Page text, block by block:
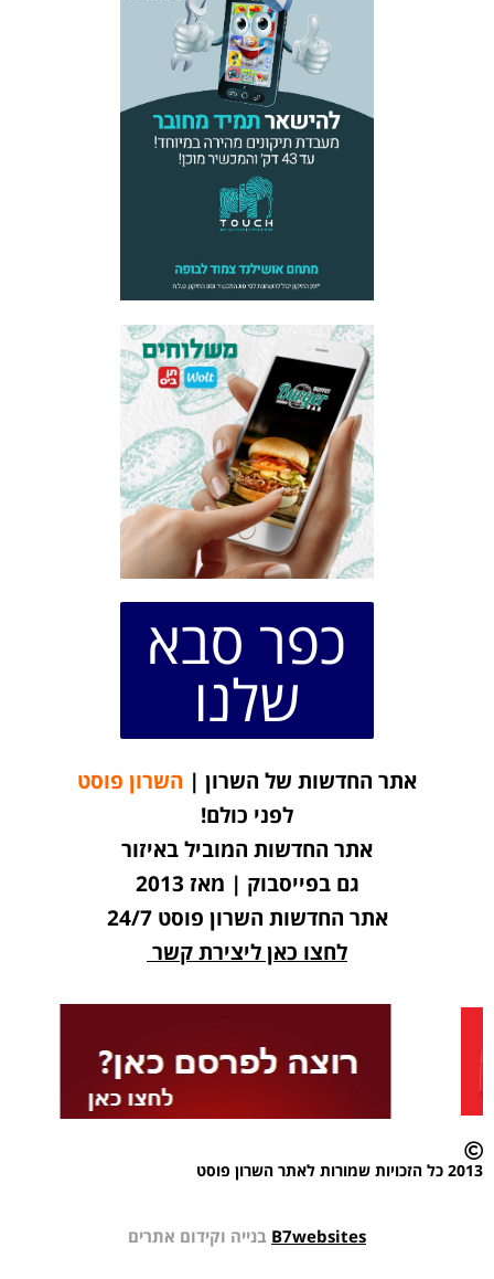
כפר סבא
שלנו
אתר החדשות של השרון | השרון פוסט
לפני כולם!
אתר החדשות המוביל באיזור
גם בפייסבוק | מאז 2013
אתר החדשות השרון פוסט 24/7
לחצו כאן ליצירת קשר
2013 כל הזכויות שמורות לאתר השרון פוסט
B7websites